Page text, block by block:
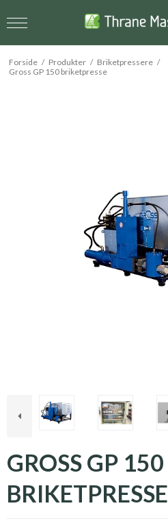
Forside / Produkter / Briketpressere /
Gross GP 150 briketpresse
GROSS GP 150
BRIKETPRESSE